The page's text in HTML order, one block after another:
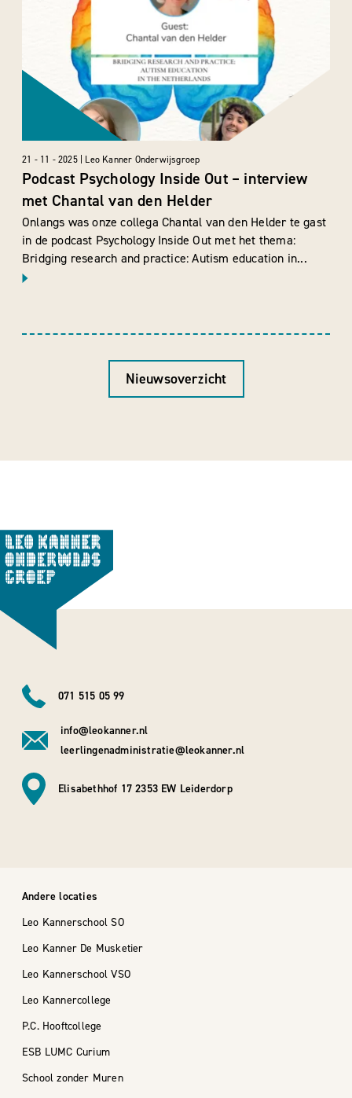
21 - 11 - 2025 | Leo Kanner Onderwijsgroep
Podcast Psychology Inside Out – interview
met Chantal van den Helder
Onlangs was onze collega Chantal van den Helder te gast
in de podcast Psychology Inside Out met het thema:
Bridging research and practice: Autism education in...
Nieuwsoverzicht
071 515 05 99
info@leokanner.nl
leerlingenadministratie@leokanner.nl
Elisabethhof 17 2353 EW Leiderdorp
Andere locaties
Leo Kannerschool SO
Leo Kanner De Musketier
Leo Kannerschool VSO
Leo Kannercollege
P.C. Hooftcollege
ESB LUMC Curium
School zonder Muren